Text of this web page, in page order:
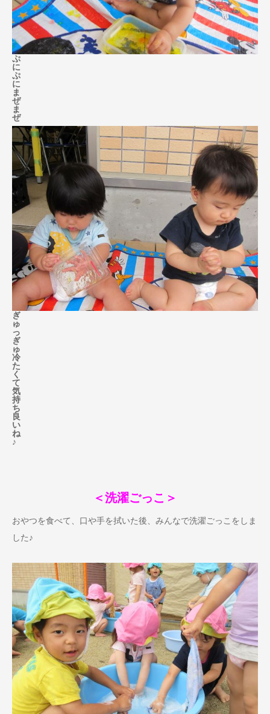
ぷ
に
ぷ
に
ま
ぜ
ま
ぜ
ぎ
ゅ
っ
ぎ
ゅ
冷
た
く
て
気
持
ち
良
い
ね
♪
＜洗濯ごっこ＞
おやつを食べて、口や手を拭いた後、みんなで洗濯ごっこをしま
した♪